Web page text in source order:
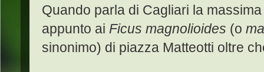
Quando parla di Cagliari la
appunto ai Ficus magnolioides (o
sinonimo) di piazza Matteotti oltre